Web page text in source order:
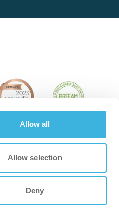
Allow all
Allow selection
Deny